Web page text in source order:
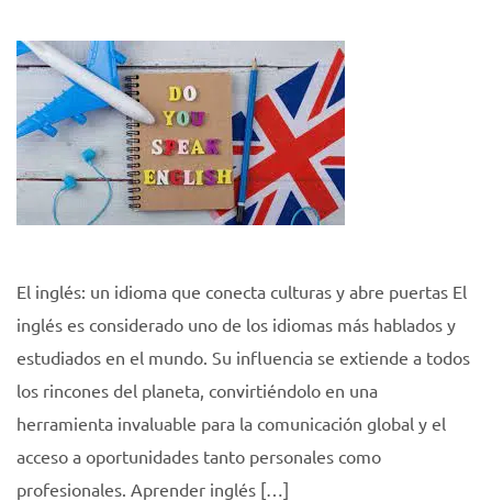
El inglés: un idioma que conecta culturas y abre puertas El
inglés es considerado uno de los idiomas más hablados y
estudiados en el mundo. Su influencia se extiende a todos
los rincones del planeta, convirtiéndolo en una
herramienta invaluable para la comunicación global y el
acceso a oportunidades tanto personales como
profesionales. Aprender inglés […]